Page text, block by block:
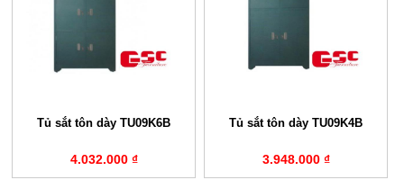
Tủ sắt tôn dày TU09K6B
4.032.000 ₫
Tủ sắt tôn dày TU09K4B
3.948.000 ₫